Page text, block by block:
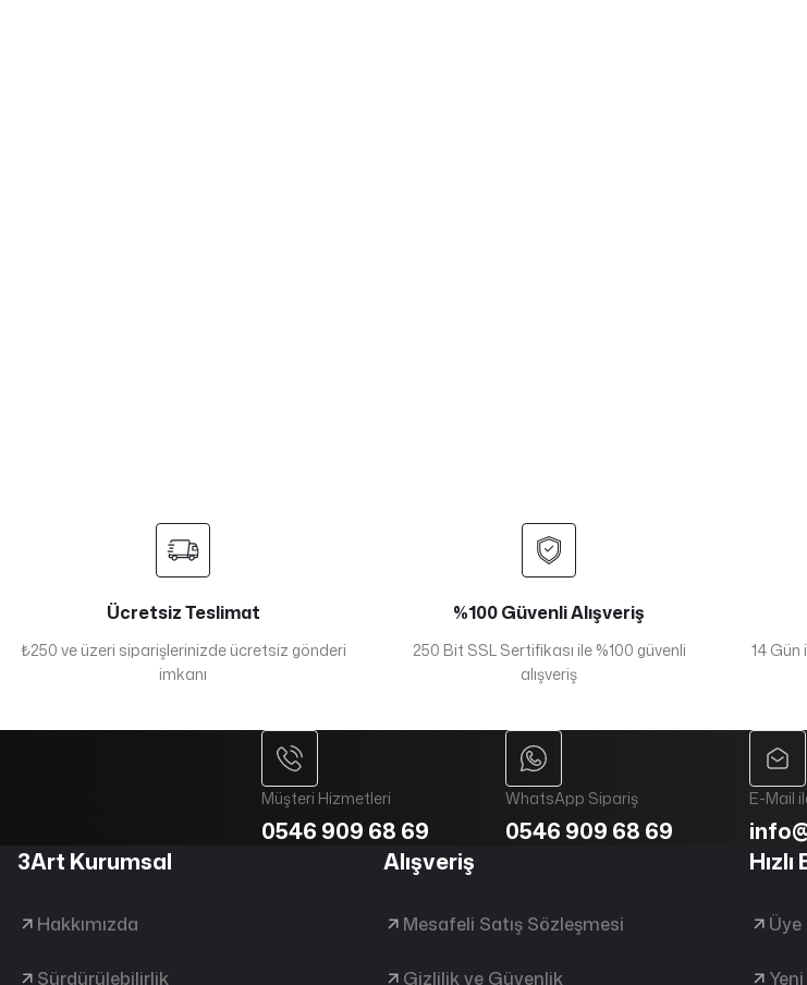
Ücretsiz Teslimat
₺250 ve üzeri siparişlerinizde ücretsiz gönderi
imkanı
%100 Güvenli Alışveriş
250 Bit SSL Sertifikası ile %100 güvenli
alışveriş
14 Gün
Müşteri Hizmetleri
0546 909 68 69
WhatsApp Sipariş
0546 909 68 69
E-Mail
3Art Kurumsal
Hakkımızda
Sürdürülebilirlik
Alışveriş
Mesafeli Satış Sözleşmesi
Gizlilik ve Güvenlik
Üye